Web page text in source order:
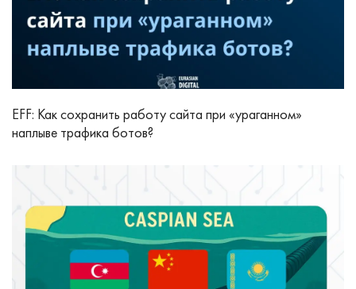
EFF: Как сохранить работу сайта при «ураганном»
наплыве трафика ботов?